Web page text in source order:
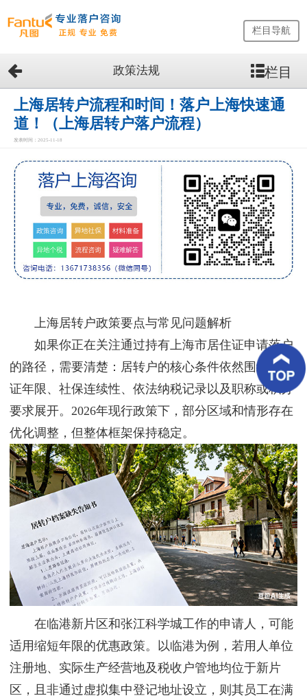
网
站
首
页
留
生
务
优
客
好
评
新
闻
资
讯
我
们
栏目导航
政策法规 栏目
上海居转户流程和时间！落户上海快速通
道！（上海居转户落户流程）
发表时间：2025-11-18
上海居转户政策要点与常见问题解析
如果你正在关注通过持有上海市居住证申请落户
的路径，需要清楚：居转户的核心条件依然围绕居住
证年限、社保连续性、依法纳税记录以及职称或积分
要求展开。2026年现行政策下，部分区域和情形存在
优化调整，但整体框架保持稳定。
在临港新片区和张江科学城工作的申请人，可能
适用缩短年限的优惠政策。以临港为例，若用人单位
注册地、实际生产经营地及税收户管地均位于新片
区，且非通过虚拟集中登记地址设立，则其员工在满